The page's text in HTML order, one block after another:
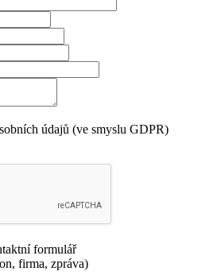
údajů (ve smyslu GDPR)
formulář
firma, zpráva)